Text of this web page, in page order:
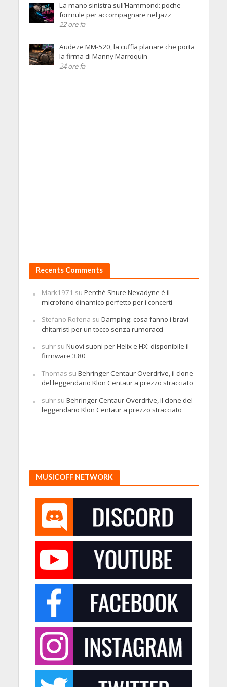
La mano sinistra sull’Hammond: poche
formule per accompagnare nel jazz
22 ore fa
Audeze MM-520, la cuffia planare che porta
la firma di Manny Marroquin
24 ore fa
Recents Comments
Mark1971 su Perché Shure Nexadyne è il
microfono dinamico perfetto per i concerti
Stefano Rofena su Damping: cosa fanno i bravi
chitarristi per un tocco senza rumoracci
suhrsu Nuovi suoni per Helix e HX: disponibile il
firmware 3.80
Thomas su Behringer Centaur Overdrive, il clone
del leggendario Klon Centaur a prezzo stracciato
suhrsu Behringer Centaur Overdrive, il clone del
leggendario Klon Centaur a prezzo stracciato
MUSICOFF NETWORK